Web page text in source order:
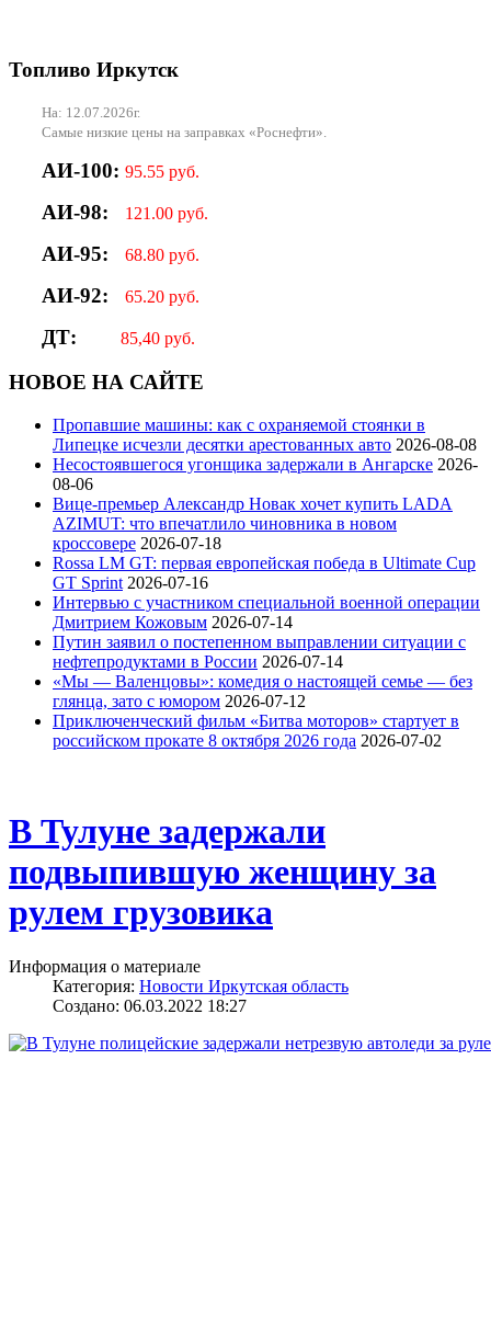
Топливо Иркутск
На: 12.07.2026г.
Самые низкие цены на заправках «Роснефти».
АИ-100: 95.55 руб.
АИ-98: 121.00 руб.
АИ-95: 68.80 руб.
АИ-92: 65.20 руб.
ДТ: 85,40 руб.
НОВОЕ НА САЙТЕ
Пропавшие машины: как с охраняемой стоянки в
Липецке исчезли десятки арестованных авто 2026-08-08
Несостоявшегося угонщика задержали в Ангарске 2026-
08-06
Вице‑премьер Александр Новак хочет купить LADA
AZIMUT: что впечатлило чиновника в новом
кроссовере 2026-07-18
Rossa LM GT: первая европейская победа в Ultimate Cup
GT Sprint 2026-07-16
Интервью с участником специальной военной операции
Дмитрием Кожовым 2026-07-14
Путин заявил о постепенном выправлении ситуации с
нефтепродуктами в России 2026-07-14
«Мы — Валенцовы»: комедия о настоящей семье — без
глянца, зато с юмором 2026-07-12
Приключенческий фильм «Битва моторов» стартует в
российском прокате 8 октября 2026 года 2026-07-02
В Тулуне задержали
подвыпившую женщину за
рулем грузовика
Информация о материале
Категория: Новости Иркутская область
Создано: 06.03.2022 18:27